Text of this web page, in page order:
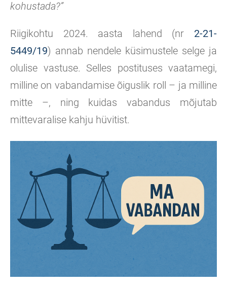
kohustada?”
Riigikohtu 2024. aasta lahend (nr 2-21-
5449/19) annab nendele küsimustele selge ja
olulise vastuse. Selles postituses vaatamegi,
milline on vabandamise õiguslik roll – ja milline
mitte –, ning kuidas vabandus mõjutab
mittevaralise kahju hüvitist.